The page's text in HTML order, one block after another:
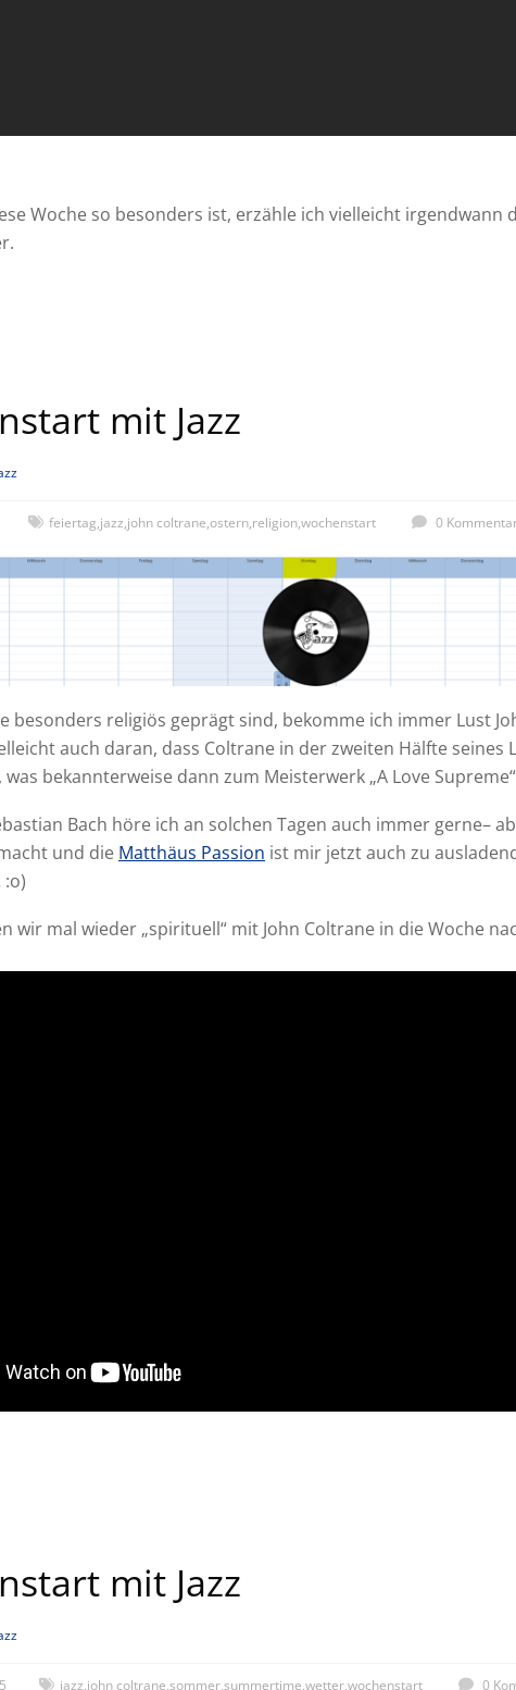
Woche so besonders ist, erzähle ich vielleicht irgendwann
mit Jazz
feiertag,jazz,john coltrane,ostern,religion,wochenstart 0
besonders religiös geprägt sind, bekomme ich immer Lust
auch daran, dass Coltrane in der zweiten Hälfte seines
bekannterweise dann zum Meisterwerk „A Love
Bach höre ich an solchen Tagen auch immer gerne–
und die Matthäus Passion ist mir jetzt auch zu
wir mal wieder „spirituell“ mit John Coltrane in die Woche
mit Jazz
jazz,john coltrane,sommer,summertime,wetter,wochenstart 0